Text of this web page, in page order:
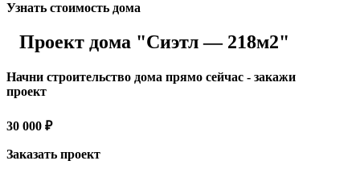
Узнать стоимость дома
Проект дома "Сиэтл — 218м2"
Начни строительство дома прямо сейчас - закажи
проект
30 000 ₽
Заказать проект